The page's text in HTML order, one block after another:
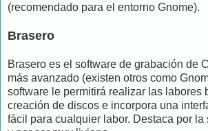
(recomendado para el entorno Gnome).
Brasero
Brasero es el software de grabación de
más avanzado (existen otros como
software le permitirá realizar las labores
creación de discos e incorpora una
fácil para cualquier labor. Destaca por